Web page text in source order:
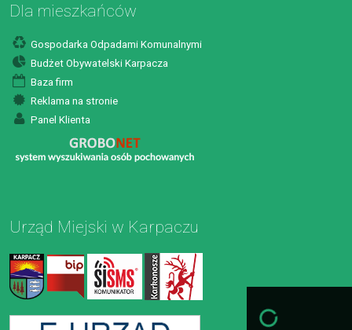
Dla mieszkańców
Gospodarka Odpadami Komunalnymi
Budżet Obywatelski Karpacza
Baza firm
Reklama na stronie
Panel Klienta
Urząd Miejski w Karpaczu